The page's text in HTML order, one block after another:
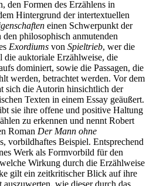
den Formen des Erzählens in
Hintergrund der intertextuellen
einen Schwerpunkt der
philosophisch anmutenden
Exordiums von Spieltrieb, wer die
die auktoriale Erzählweise, die
dominiert, sowie die Passagen, die
werden, betrachtet werden. Vor dem
sich die Autorin hinsichtlich der
Texten in einem Essay geäußert.
sie ihre offene und positive Haltung
zu erkennen und nennt Robert
Roman Der Mann ohne
vorbildhaftes Beispiel. Entsprechend
Werk als Formvorbild für den
Wirkung durch die Erzählweise
gilt ein zeitkritischer Blick auf ihre
wie dieser durch das